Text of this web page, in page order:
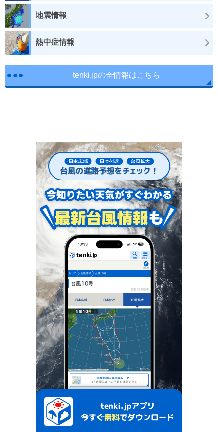
地震情報
熱中症情報
tenki.jpの全情報はこちら